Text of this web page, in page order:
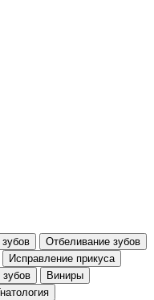
Отбеливание зубов
Исправление прикуса
зубов
Виниры